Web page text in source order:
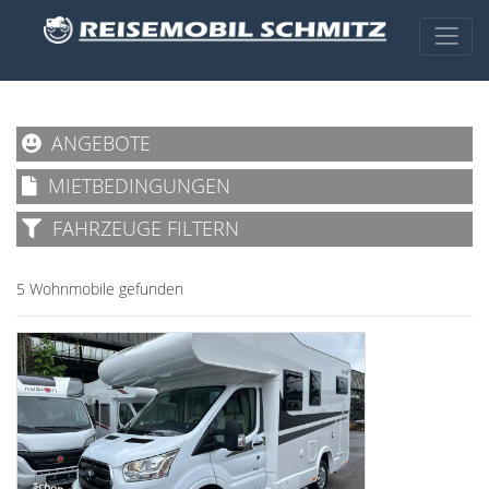
ANGEBOTE
MIETBEDINGUNGEN
FAHRZEUGE FILTERN
5 Wohnmobile gefunden